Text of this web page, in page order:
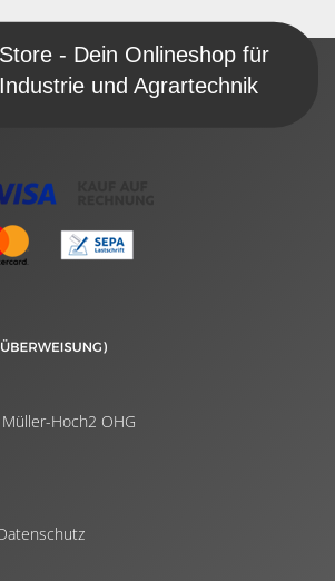
- Dein Onlineshop für
und Agrartechnik
Hoch2 OHG